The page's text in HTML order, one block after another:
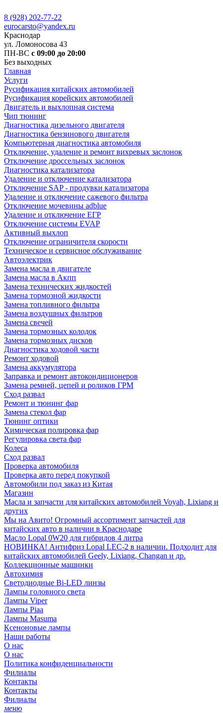
8 (928) 202-77-22
eurocarsto@yandex.ru
Краснодар
ул. Ломоносова 43
ПН-ВС с 09:00 до 20:00
Без выходных
Главная
Услуги
Русификация китайских автомобилей
Русификация корейских автомобилей
Двигатель и выхлопная система
Чип тюнинг
Диагностика дизельного двигателя
Диагностика бензинового двигателя
Компьютерная диагностика автомобиля
Отключение, удаление и ремонт вихревых заслонок
Отключение дроссельных заслонок
Диагностика катализатора
Удаление и отключение катализатора
Отключение SAP - продувки катализатора
Удаление и отключение сажевого фильтра
Отключение мочевины adblue
Удаление и отключение ЕГР
Отключение системы EVAP
Активный выхлоп
Отключение ограничителя скорости
Техническое и сервисное обслуживание
Автоэлектрик
Замена масла в двигателе
Замена масла в Акпп
Замена технических жидкостей
Замена тормозной жидкости
Замена топливного фильтра
Замена воздушных фильтров
Замена свечей
Замена тормозных колодок
Замена тормозных дисков
Диагностика ходовой части
Ремонт ходовой
Замена аккумулятора
Заправка и ремонт автокондиционеров
Замена ремней, цепей и роликов ГРМ
Сход развал
Ремонт и тюнинг фар
Замена стекол фар
Тюнинг оптики
Химическая полировка фар
Регулировка света фар
Колеса
Сход развал
Проверка автомобиля
Проверка авто перед покупкой
Автомобили под заказ из Китая
Магазин
Масла и запчасти для китайских автомобилей Voyah, Lixiang и
других
Мы на Авито! Огромный ассортимент запчастей для
китайских авто в наличии в Краснодаре
Масло Lopal 0W20 для гибридов 4 литра
НОВИНКА! Антифриз Lopal LEC-2 в наличии. Подходит для
китайских автомобилей Geely, Lixiang, Changan и др.
Коллекционные машинки
Автохимия
Светодиодные Bi-LED линзы
Лампы головного света
Лампы Viper
Лампы Piaa
Лампы Masuma
Ксеноновые лампы
Наши работы
О нас
О нас
Политика конфиденциальности
Филиалы
Контакты
Контакты
Филиалы
меню